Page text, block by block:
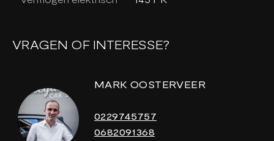
VRAGEN OF INTERESSE?
MARK OOSTERVEER
0229745757
0682091368